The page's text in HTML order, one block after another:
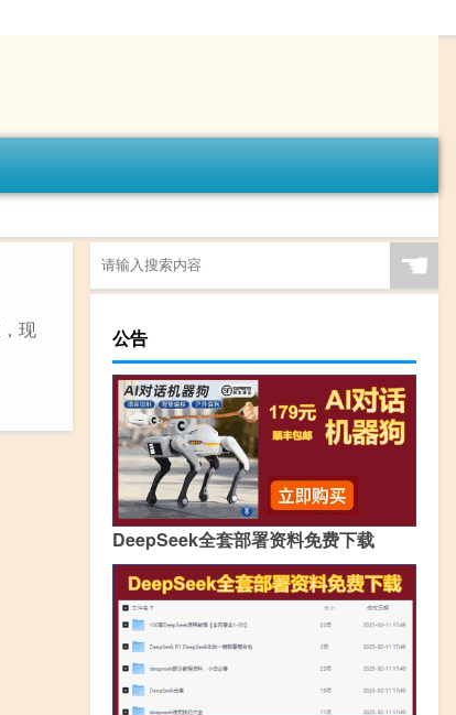
现
☚
公告
DeepSeek全套部署资料免费下载